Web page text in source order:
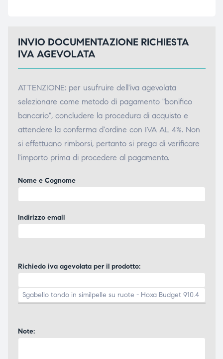
INVIO DOCUMENTAZIONE RICHIESTA
IVA AGEVOLATA
ATTENZIONE: per usufruire dell'iva agevolata
selezionare come metodo di pagamento "bonifico
bancario", concludere la procedura di acquisto e
attendere la conferma d'ordine con IVA AL 4%. Non
si effettuano rimborsi, pertanto si prega di verificare
l'importo prima di procedere al pagamento.
Nome e Cognome
Indirizzo email
Richiedo iva agevolata per il prodotto:
Note: